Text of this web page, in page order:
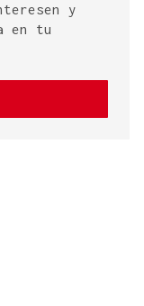
y
en tu